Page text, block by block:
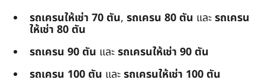
รถเครนให้เช่า 70 ตัน, รถเครน 80 ตัน และรถเครน
ให้เช่า 80 ตัน
รถเครน 90 ตัน และรถเครนให้เช่า 90 ตัน
รถเครน 100 ตัน และรถเครนให้เช่า 100 ตัน